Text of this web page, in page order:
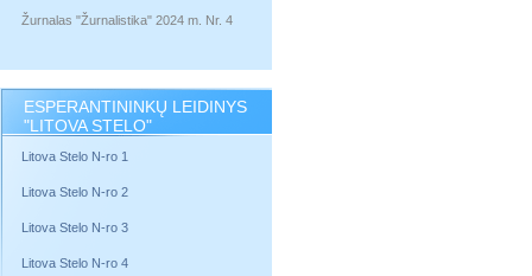
Žurnalas "Žurnalistika" 2024 m. Nr. 4
ESPERANTININKŲ LEIDINYS
"LITOVA STELO"
Litova Stelo N-ro 1
Litova Stelo N-ro 2
Litova Stelo N-ro 3
Litova Stelo N-ro 4